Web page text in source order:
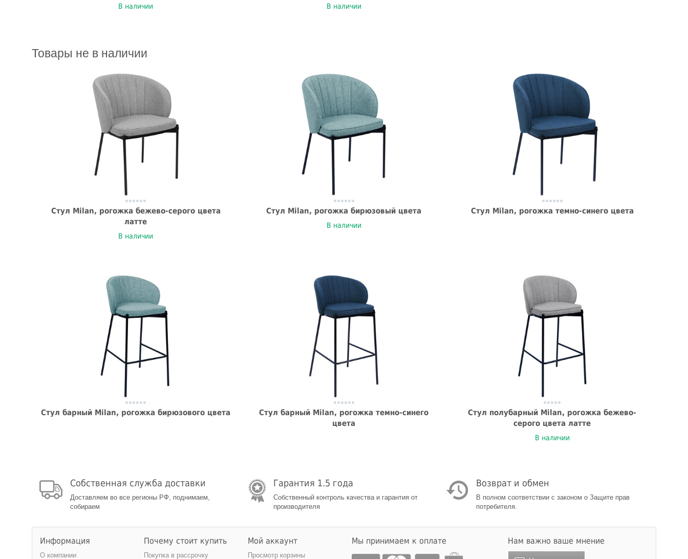
В наличии В наличии
Товары не в наличии
Стул Milan, рогожка бежево-серого цвета
латте
В наличии
Стул Milan, рогожка бирюзовый цвета
В наличии
Стул Milan, рогожка темно-синего цвета
Стул барный Milan, рогожка бирюзового цвета
Стул барный Milan, рогожка темно-синего
цвета
Стул полубарный Milan, рогожка бежево-
серого цвета латте
В наличии
Собственная служба доставки
Доставляем во все регионы РФ, поднимаем,
собираем
Гарантия 1.5 года
Собственный контроль качества и гарантия от
производителя
Возврат и обмен
В полном соответствии с законом о Защите прав
потребителя.
Информация
О компании
Почему стоит купить
Покупка в рассрочку
Мой аккаунт
Просмотр корзины
Мы принимаем к оплате Нам важно ваше мнение